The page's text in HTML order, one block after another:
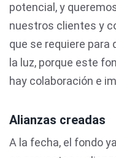
potencial, y
nuestros clientes y
que se requiere
la luz, porque este
hay colaboración e
Alianzas creadas
A la fecha, el fondo